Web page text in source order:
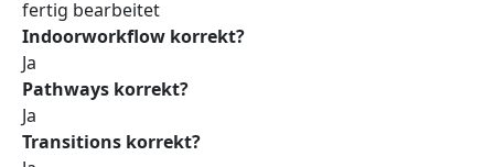
fertig bearbeitet
Indoorworkflow korrekt?
Ja
Pathways korrekt?
Ja
Transitions korrekt?